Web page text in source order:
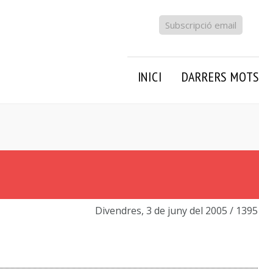
Subscripció email
INICI DARRERS MOTS
Divendres, 3 de juny del 2005 / 1395